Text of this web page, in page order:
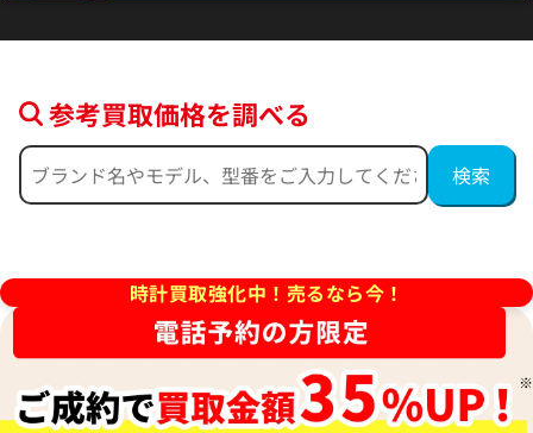
点の参考買取価格です
参考買取価格
2,554,000円
※2026年5月27日時点の参考
参考買取価格を調べる
時計買取強化中！売るなら今！